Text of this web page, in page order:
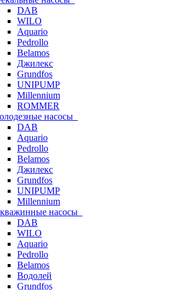
DAB
WILO
Aquario
Pedrollo
Belamos
Джилекс
Grundfos
UNIPUMP
Millennium
ROMMER
насосы
DAB
Aquario
Pedrollo
Belamos
Джилекс
Grundfos
UNIPUMP
Millennium
насосы
DAB
WILO
Aquario
Pedrollo
Belamos
Водолей
Grundfos